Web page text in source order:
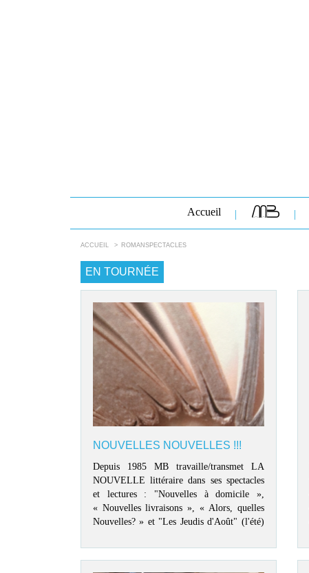
Accueil
ACCUEIL ROMANSPECTACLES
EN TOURNÉE
NOUVELLES NOUVELLES !!!
Depuis 1985 MB travaille/transmet LA
NOUVELLE littéraire dans ses spectacles
et lectures : "Nouvelles à domicile »,
« Nouvelles livraisons », « Alors, quelles
Nouvelles? » et "Les Jeudis d'Août" (l'été)
nouvelles classiques et contemporaines